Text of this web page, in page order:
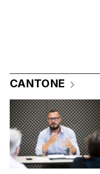
CANTONE